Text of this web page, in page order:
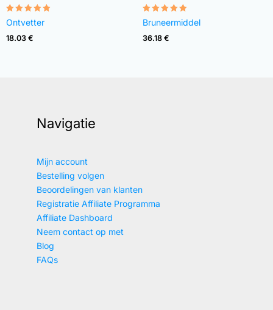
Gewaardeerd
4.82
uit 5
Ontvetter
18.03 €
Gewaardeerd
4.83
uit 5
Bruneermiddel
36.18 €
Navigatie
Mijn account
Bestelling volgen
Beoordelingen van klanten
Registratie Affiliate Programma
Affiliate Dashboard
Neem contact op met
Blog
FAQs